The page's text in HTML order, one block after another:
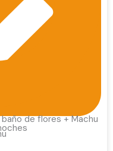
de flores + Machu